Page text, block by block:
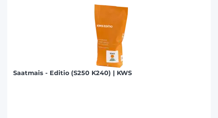
Saatmais - Editio (S250 K240) | KWS